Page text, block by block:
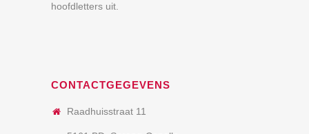
hoofdletters uit.
CONTACTGEGEVENS
Raadhuisstraat 11